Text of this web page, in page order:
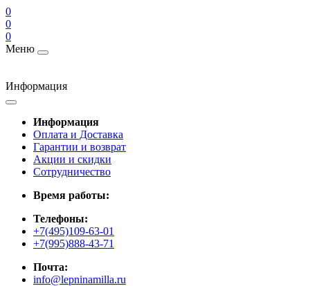
0
0
0
Меню
Информация
Информация
Оплата и Доставка
Гарантии и возврат
Акции и скидки
Cотрудничество
Время работы:
Телефоны:
+7(495)109-63-01
+7(995)888-43-71
Почта:
info@lepninamilla.ru